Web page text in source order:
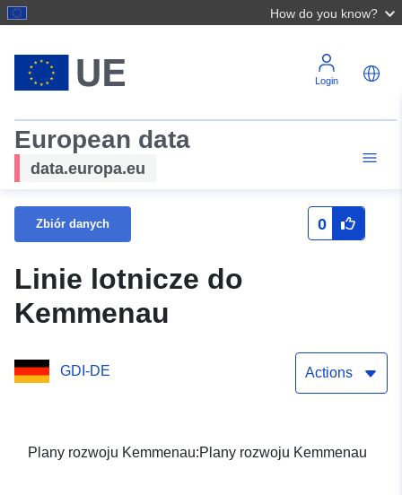
How do you know?
Login
European data
data.europa.eu
Zbiór danych 0
Linie lotnicze do
Kemmenau
GDI-DE Actions
Plany rozwoju Kemmenau:Plany rozwoju Kemmenau